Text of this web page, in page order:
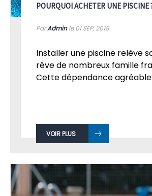
POURQUOI ACHETER UNE PISCINE
ParAdminle 01SEP, 2018
Installer une piscine relève
rêve de nombreux famille
Cette dépendance agréable
VOIR PLUS